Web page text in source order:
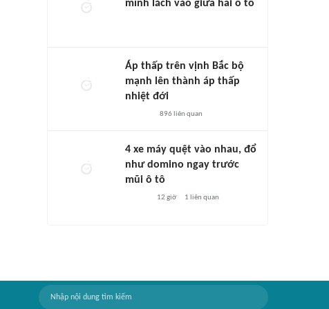
mình lách vào giữa hai ô tô
Áp thấp trên vịnh Bắc bộ
mạnh lên thành áp thấp
nhiệt đới
896 liên quan
4 xe máy quệt vào nhau, đổ
như domino ngay trước
mũi ô tô
12 giờ 1 liên quan